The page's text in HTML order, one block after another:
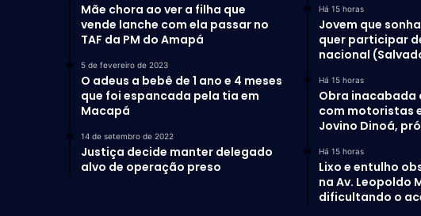
Mãe chora ao ver a filha que
vende lanche com ela passar no
TAF da PM do Amapá
5 de fevereiro de 2023
O adeus a bebê de 1 ano e 4 meses
que foi espancada pela tia em
Macapá
14 de setembro de 2022
Justiça decide manter delegado
alvo de operação preso
Há 15 horas
Jovem que
quer participar
nacional
Há 15 horas
Obra inacabada
com motoristas
Jovino Dinoá,
Há 15 horas
Lixo e entulho
na Av. Leopoldo
dificultando o